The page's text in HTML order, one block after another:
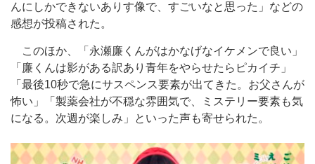
んにしかできないありす像で、すごいなと思った」などの
感想が投稿された。
このほか、「永瀬廉くんがはかなげなイケメンで良い」
「廉くんは影がある訳あり青年をやらせたらピカイチ」
「最後10秒で急にサスペンス要素が出てきた。お父さんが
怖い」「製薬会社が不穏な雰囲気で、ミステリー要素も気
になる。次週が楽しみ」といった声も寄せられた。